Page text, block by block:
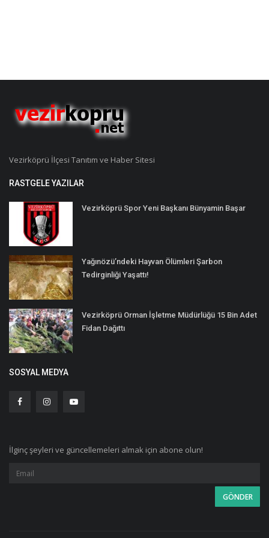
Vezirköprü İlçesi Tanıtım ve Haber Sitesi
RASTGELE YAZILAR
Vezirköprü Spor Yeni Başkanı Bünyamin Başar
Yağınözü’ndeki Hayvan Ölümleri Şarbon
Tedirginliği Yaşattı!
Vezirköprü Orman İşletme Müdürlüğü 15 Bin Adet
Fidan Dağıttı
SOSYAL MEDYA
İlginç şeyleri ve güncellemeleri almak için abone olun!